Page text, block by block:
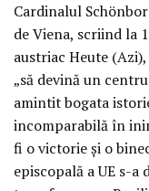
Cardinalul
de Viena, scriind la
austriac Heute
„să devină un
amintit bogata
incomparabilă în
fi o victorie și o
episcopală a UE s-